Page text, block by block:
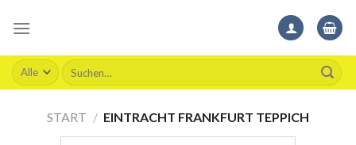
Suchen
nach:
START / EINTRACHT FRANKFURT TEPPICH